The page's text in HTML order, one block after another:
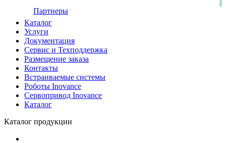
Партнеры
Каталог
Услуги
Документация
Сервис и Техподдержка
Размещение заказа
Контакты
Встраиваемые системы
Роботы Inovance
Сервопривод Inovance
Каталог
Каталог продукции